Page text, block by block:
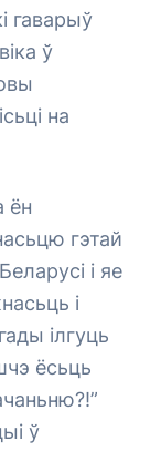
гаварыў
ў
на
ён
гэтай
і яе
і
ілгуць
ёсьць
ў